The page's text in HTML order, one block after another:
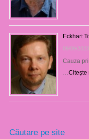
Eckhart
09/09/2023
Cauza
Citeşte
Căutare pe site